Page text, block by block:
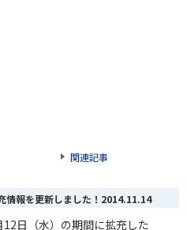
関連記事
報を更新しました！ 2014.11.14
日（水）の期間に拡充した